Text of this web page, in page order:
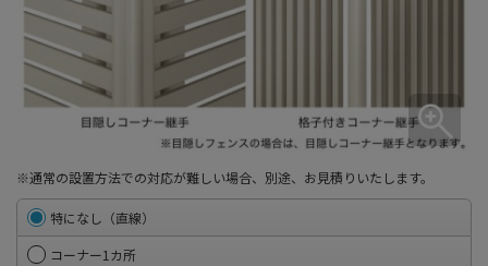
※通常の設置方法での対応が難しい場合、別途、お見積りいたします。
特になし（直線）
コーナー1カ所